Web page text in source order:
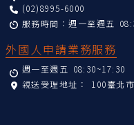
(02)8995-6000
服務時間：週一至週五
外國人申請業務服務
週一至週五 08:30~17:30
親送受理地址： 100臺北